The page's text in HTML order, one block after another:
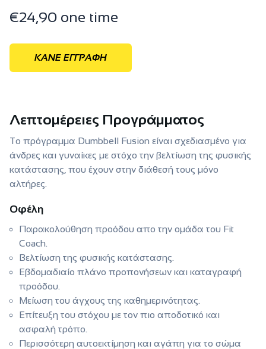
€24,90 one time
ΚΑΝΕ ΕΓΓΡΑΦΗ
Λεπτομέρειες Προγράμματος
Το πρόγραμμα Dumbbell Fusion είναι σχεδιασμένο για
άνδρες και γυναίκες με στόχο την βελτίωση της φυσικής
κατάστασης, που έχουν στην διάθεσή τους μόνο
αλτήρες.
Οφέλη
Παρακολούθηση προόδου απο την ομάδα του Fit
Coach.
Βελτίωση της φυσικής κατάστασης.
Εβδομαδιαίο πλάνο προπονήσεων και καταγραφή
προόδου.
Μείωση του άγχους της καθημερινότητας.
Επίτευξη του στόχου με τον πιο αποδοτικό και
ασφαλή τρόπο.
Περισσότερη αυτοεκτίμηση και αγάπη για το σώμα